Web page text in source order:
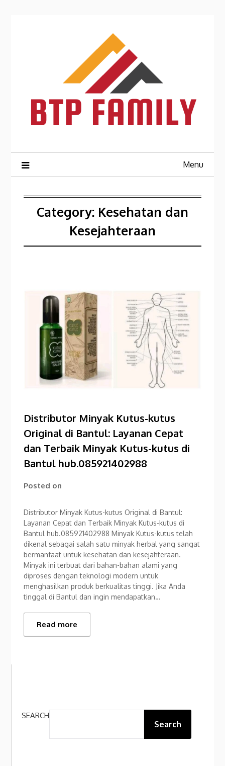
Menu
Category: Kesehatan dan
Kesejahteraan
Distributor Minyak Kutus-kutus
Original di Bantul: Layanan Cepat
dan Terbaik Minyak Kutus-kutus di
Bantul hub.085921402988
Posted on
Distributor Minyak Kutus-kutus Original di Bantul:
Layanan Cepat dan Terbaik Minyak Kutus-kutus di
Bantul hub.085921402988 Minyak Kutus-kutus telah
dikenal sebagai salah satu minyak herbal yang sangat
bermanfaat untuk kesehatan dan kesejahteraan.
Minyak ini terbuat dari bahan-bahan alami yang
diproses dengan teknologi modern untuk
menghasilkan produk berkualitas tinggi. Jika Anda
tinggal di Bantul dan ingin mendapatkan…
Read more
SEARCH
Search